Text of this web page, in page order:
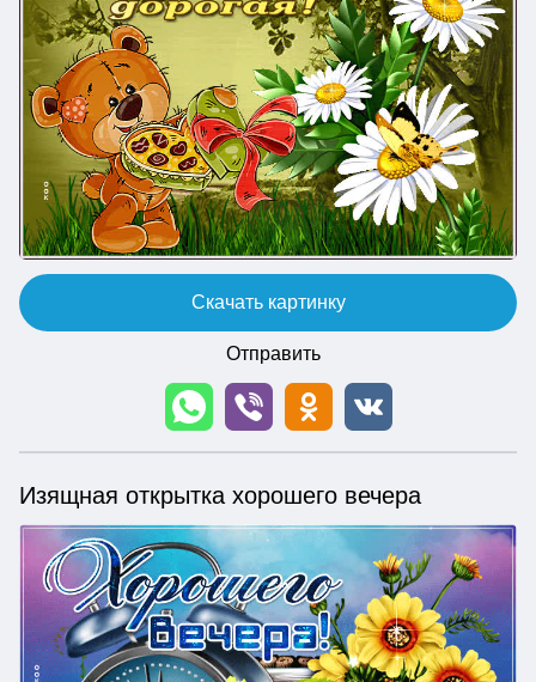
Скачать картинку
Отправить
Изящная открытка хорошего вечера